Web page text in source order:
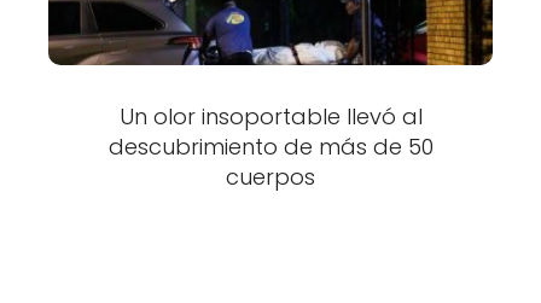
Un olor insoportable llevó al
descubrimiento de más de 50
cuerpos